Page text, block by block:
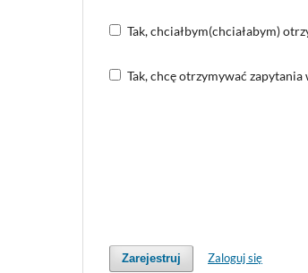
Tak, chciałbym(chciałabym)
Tak, chcę otrzymywać
Zarejestruj Zaloguj się